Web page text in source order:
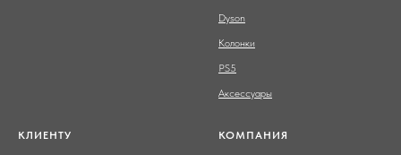
Dyson
Колонки
PS5
Аксессуары
КЛИЕНТУ КОМПАНИЯ